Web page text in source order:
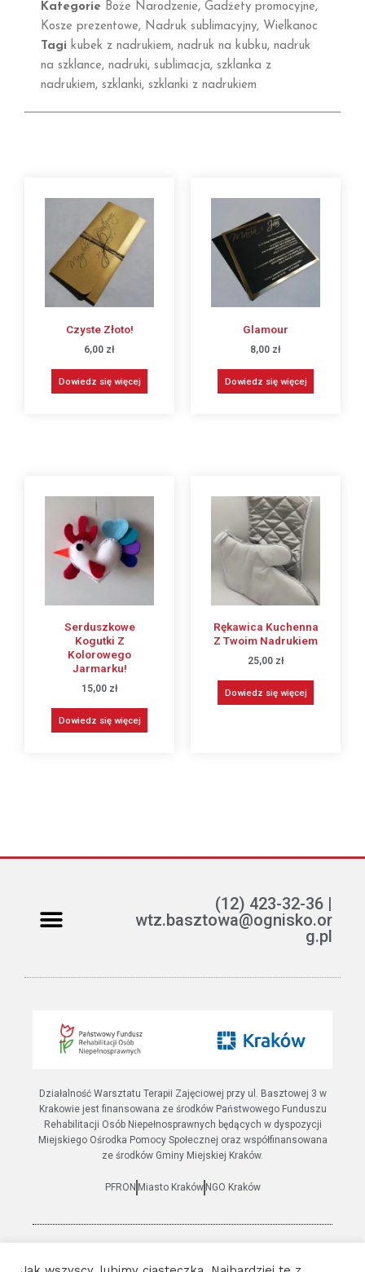
Kategorie Boże Narodzenie, Gadżety promocyjne,
Kosze prezentowe, Nadruk sublimacyjny, Wielkanoc
Tagi kubek z nadrukiem, nadruk na kubku, nadruk
na szklance, nadruki, sublimacja, szklanka z
nadrukiem, szklanki, szklanki z nadrukiem
Czyste Złoto!
6,00 zł
Dowiedz się więcej
Glamour
8,00 zł
Dowiedz się więcej
Serduszkowe
Kogutki Z
Kolorowego
Jarmarku!
15,00 zł
Dowiedz się więcej
Rękawica Kuchenna
Z Twoim Nadrukiem
25,00 zł
Dowiedz się więcej
(12) 423-32-36 |
wtz.basztowa@ognisko.or
g.pl
Działalność Warsztatu Terapii Zajęciowej przy ul. Basztowej 3 w
Krakowie jest finansowana ze środków Państwowego Funduszu
Rehabilitacji Osób Niepełnosprawnych będących w dyspozycji
Miejskiego Ośrodka Pomocy Społecznej oraz współfinansowana
ze środków Gminy Miejskiej Kraków.
PFRON Miasto Kraków NGO Kraków